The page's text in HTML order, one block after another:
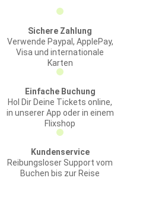
Sichere Zahlung
Verwende Paypal, ApplePay,
Visa und internationale
Karten
Einfache Buchung
Hol Dir Deine Tickets online,
in unserer App oder in einem
Flixshop
Kundenservice
Reibungsloser Support vom
Buchen bis zur Reise